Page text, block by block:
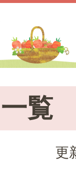
覧
更